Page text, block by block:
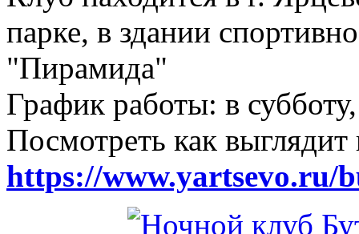
парке, в здании
"Пирамида"
График работы: в
Посмотреть как
https://www.yartsevo.ru/